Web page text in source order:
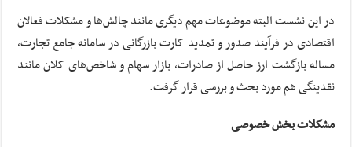
در این نشست البته موضوعات مهم دیگری مانند چالش‌ها و مشکلات فعالان
اقتصادی در فرآیند صدور و تمدید کارت بازرگانی در سامانه جامع تجارت،
مساله بازگشت ارز حاصل از صادرات، بازار سهام و شاخص‌های کلان مانند
نقدینگی هم مورد بحث و بررسی قرار گرفت.
مشکلات بخش خصوصی